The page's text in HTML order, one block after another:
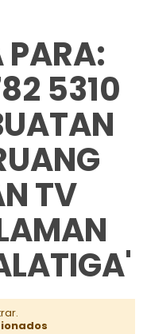
PARA:
5310
TV